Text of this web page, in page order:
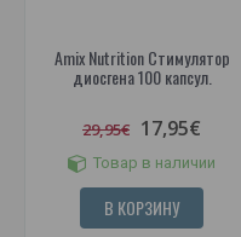
Amix Nutrition Стимулятор
диосгена 100 капсул.
29,95€ 17,95€
Товар в наличии
В КОРЗИНУ